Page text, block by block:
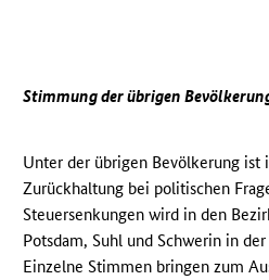
Stimmung der übrigen
Unter der übrigen Bevölkerung ist
Zurückhaltung bei politischen
Steuersenkungen wird in den
Potsdam, Suhl und Schwerin in
Einzelne Stimmen bringen zum